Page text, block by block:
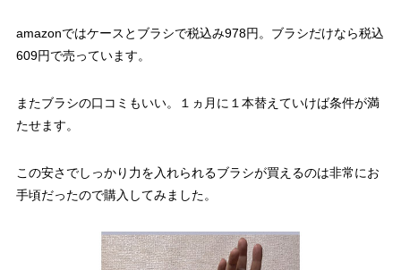
amazonではケースとブラシで税込み978円。ブラシだけなら税込
609円で売っています。
またブラシの口コミもいい。１ヵ月に１本替えていけば条件が満
たせます。
この安さでしっかり力を入れられるブラシが買えるのは非常にお
手頃だったので購入してみました。